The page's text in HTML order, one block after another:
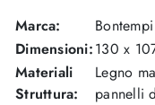
Marca:
Bontempi
Dimensioni:130 x
Materiali
Struttura:
Legno
pannelli